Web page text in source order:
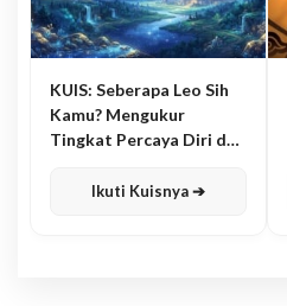
KUIS: Seberapa Leo Sih
Kamu? Mengukur
Tingkat Percaya Diri dan
Ikuti Kuisnya ➔